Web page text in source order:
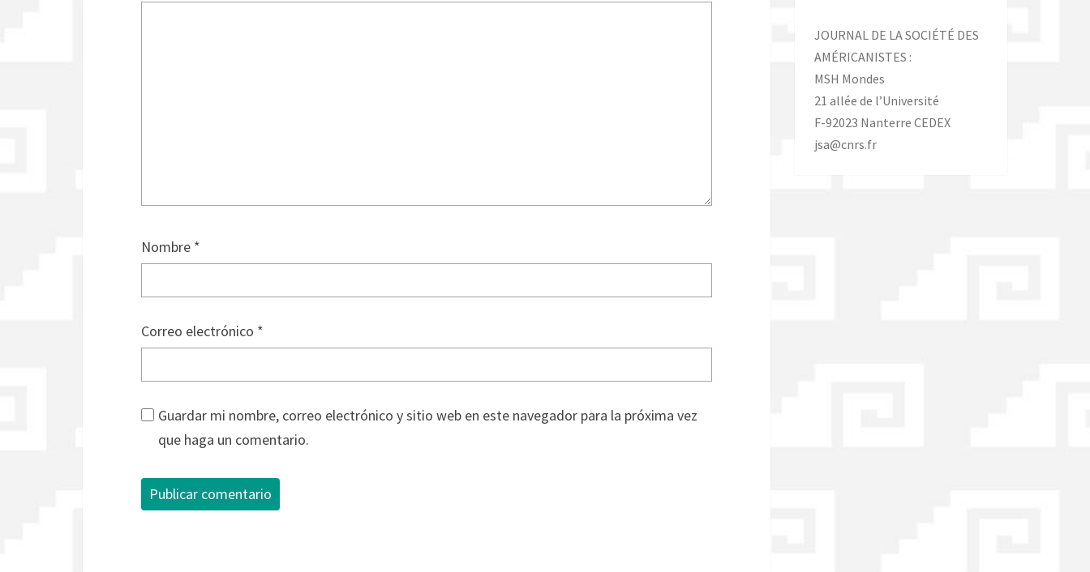
Nombre *
Correo electrónico *
Guardar mi nombre, correo electrónico y sitio web en este navegador para la próxima vez
que haga un comentario.
JOURNAL DE LA SOCIÉTÉ DES
AMÉRICANISTES :
MSH Mondes
21 allée de l’Université
F-92023 Nanterre CEDEX
jsa@cnrs.fr